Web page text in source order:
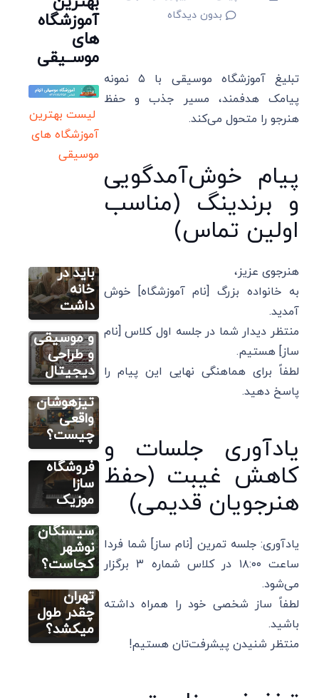
بدون دیدگاه
تبلیغ آموزشگاه موسیقی با ۵ نمونه
پیامک هدفمند، مسیر جذب و حفظ
هنرجو را متحول می‌کند.
پیام خوش‌آمدگویی
و برندینگ (مناسب
اولین تماس)
هنرجوی عزیز،
به خانواده بزرگ [نام آموزشگاه] خوش
آمدید.
منتظر دیدار شما در جلسه اول کلاس [نام
ساز] هستیم.
لطفاً برای هماهنگی نهایی این پیام را
پاسخ دهید.
یادآوری جلسات و
کاهش غیبت (حفظ
هنرجویان قدیمی)
یادآوری: جلسه تمرین [نام ساز] شما فردا
ساعت ۱۸:۰۰ در کلاس شماره ۳ برگزار
می‌شود.
لطفاً ساز شخصی خود را همراه داشته
باشید.
منتظر شنیدن پیشرفت‌تان هستیم!
آموزشگاه
های
موســیقی
لیست بهترین
آموزشگاه های
موسیقی
باید در
خانه
داشت
ریپورتاژ آگهی
مراسم
ختم مدرن
با نوای ساز
و موسیقی
و طراحی
دیجیتال
ریپورتاژ آگهی
استاندارد
های یک
کلاس
تیزهوشان
واقعی
چیست؟
ریپورتاژ آگهی
خرید ساز
با اطمینان
و اصالت؛
تجربه‌ای
متفاوت با
فروشگاه
سازا
موزیک
ریپورتاژ آگهی
جنگل
سیسنگان
نوشهر
کجاست؟
ریپورتاژ آگهی
یادگیری
پیانو در
آموزشگاه
های
موسیقی
تهران
چقدر طول
میکشد؟